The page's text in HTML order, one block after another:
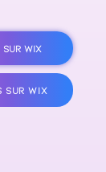
SUR WIX
SUR WIX